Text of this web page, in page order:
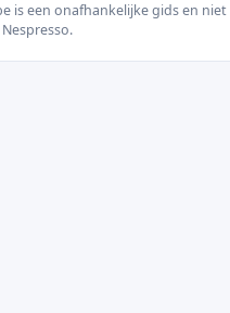
is een onafhankelijke gids en niet